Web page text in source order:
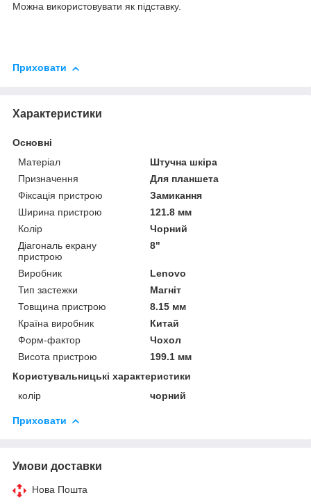
Можна використовувати як підставку.
Приховати
Характеристики
Основні
Матеріал
Штучна шкіра
Призначення
Для планшета
Фіксація пристрою
Замикання
Ширина пристрою
121.8 мм
Колір
Чорний
Діагональ екрану
пристрою
8"
Виробник
Lenovo
Тип застежки
Магніт
Товщина пристрою
8.15 мм
Країна виробник
Китай
Форм-фактор
Чохол
Висота пристрою
199.1 мм
Користувальницькі характеристики
колір
чорний
Приховати
Умови доставки
Нова Пошта